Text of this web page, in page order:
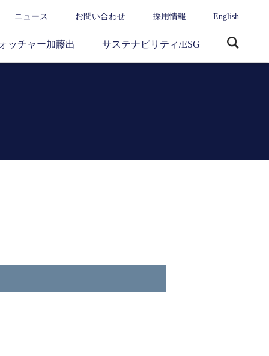
ニュース お問い合わせ 採用情報 English
ッチャー加藤出 サステナビリティ/ESG